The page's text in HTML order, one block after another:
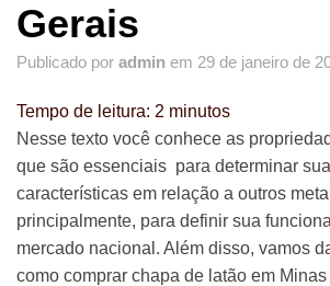
Gerais
Publicado por admin em 29 de janeiro de
Tempo de leitura: 2 minutos
Nesse texto você conhece as
que são essenciais para determinar
características em relação a outros
principalmente, para definir sua
mercado nacional. Além disso, vamos
como comprar chapa de latão em Minas